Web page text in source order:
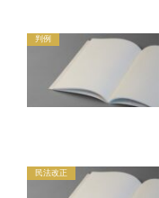
判例
民法改正